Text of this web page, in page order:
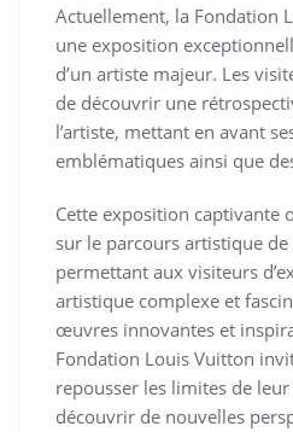
Actuellement, la Fondation
une exposition
d’un artiste majeur. Les
de découvrir une
l’artiste, mettant en avant
emblématiques ainsi que
Cette exposition captivante
sur le parcours artistique
permettant aux visiteurs
artistique complexe et
œuvres innovantes et
Fondation Louis Vuitton
repousser les limites de
découvrir de nouvelles